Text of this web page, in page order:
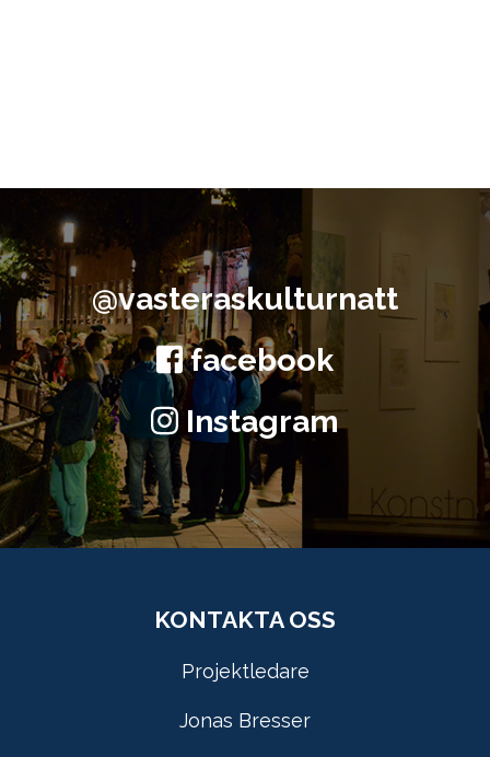
@vasteraskulturnatt
facebook
Instagram
KONTAKTA OSS
Projektledare
Jonas Bresser